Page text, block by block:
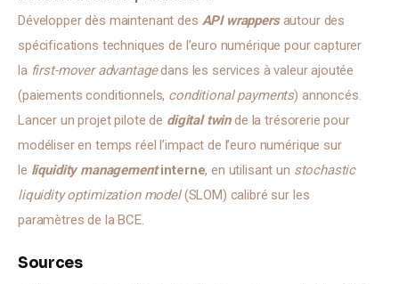
Développer dès maintenant des API wrappers autour des
spécifications techniques de l’euro numérique pour capturer
la first-mover advantage dans les services à valeur ajoutée
(paiements conditionnels, conditional payments) annoncés.
Lancer un projet pilote de digital twin de la trésorerie pour
modéliser en temps réel l’impact de l’euro numérique sur
le liquidity management interne, en utilisant un stochastic
liquidity optimization model (SLOM) calibré sur les
paramètres de la BCE.
Sources